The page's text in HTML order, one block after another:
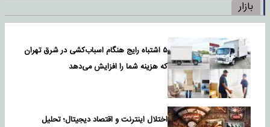
بازار
۵ اشتباه رایج هنگام اسباب‌کشی در شرق تهران
که هزینه شما را افزایش می‌دهد
اختلال اینترنت و اقتصاد دیجیتال؛ تحلیل